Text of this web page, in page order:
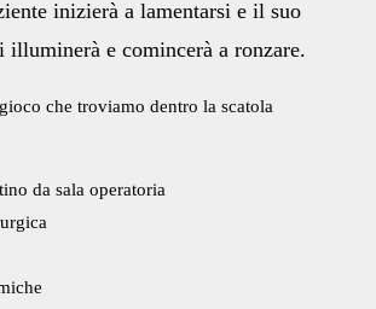
inizierà a lamentarsi e il suo
illuminerà e comincerà a ronzare.
che troviamo dentro la scatola
da sala operatoria